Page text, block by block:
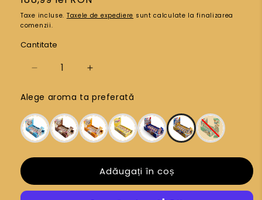
obișnuit
Taxe incluse. Taxele de expediere sunt calculate la finalizarea
comenzii.
Cantitate
Reduceți
pentru
Caramel
Creșteți
pentru
Caramel
Alege aroma ta preferată
Adăugați în coș